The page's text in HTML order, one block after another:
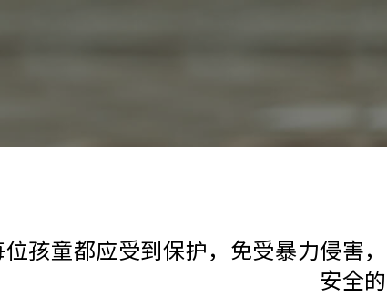
孩童都应受到保护，免受暴力侵害
安全